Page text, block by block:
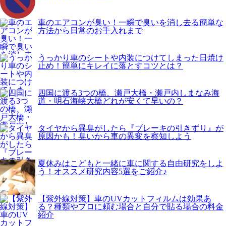
車のエアコンが臭い！一瞬で臭いを消し去る簡単な
方法から日常のお手入れまで
うっかり車のシートや内装につけてしまった日焼け
止め！簡単にキレイに落とすコツとは？
四国に渡る3つの橋、瀬戸大橋・瀬戸内しまなみ海
道・明石海峡大橋どれが安くて早いの？
タイヤから異臭がしたら『ブレーキの引きずり』が
原因かも！臭いから車の異変を察知しよう
夏休みはこどもと一緒に車に関する自由研究をしよ
う！オススメ研究内容5選をご紹介♪
【紫外線対策】車のUVカットフィルムは効果あ
る？種類やプロに頼む場合と自分で貼る場合の料金
紹介